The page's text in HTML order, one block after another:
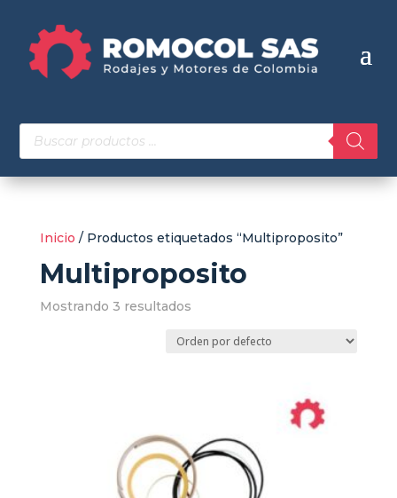
Búsqueda
de
productos
Inicio / Productos etiquetados “Multiproposito”
Multiproposito
Mostrando 3 resultados